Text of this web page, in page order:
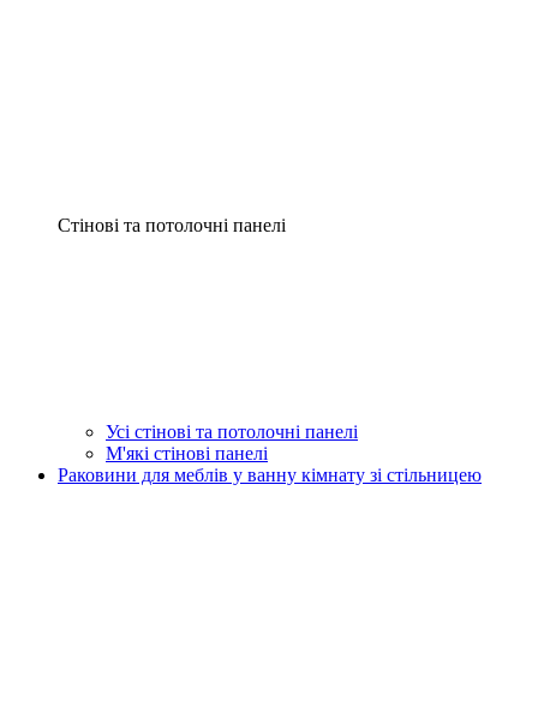
Стінові та потолочні панелі
Усі стінові та потолочні панелі
М'які стінові панелі
Раковини для меблів у ванну кімнату зі стільницею